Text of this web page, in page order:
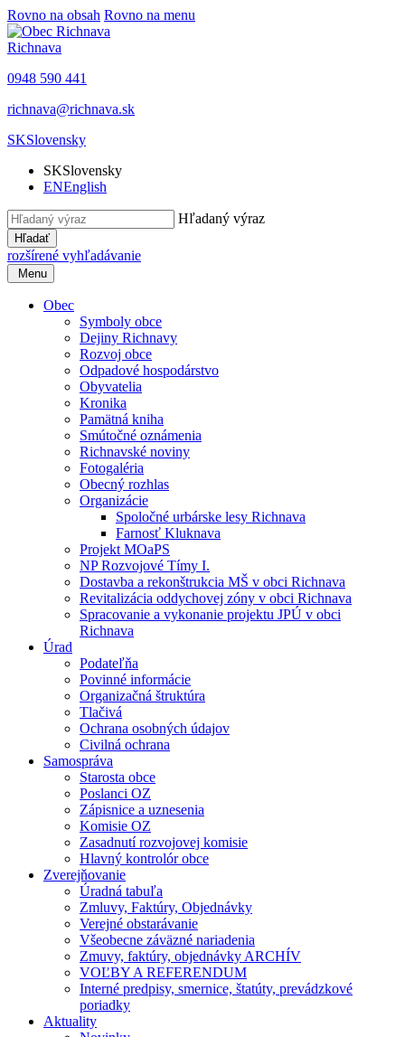
Rovno na obsah Rovno na menu
Richnava
0948 590 441
richnava@richnava.sk
SKSlovensky
SKSlovensky
ENEnglish
Hľadaný výraz
Hľadať
rozšírené vyhľadávanie
Menu
Obec
Symboly obce
Dejiny Richnavy
Rozvoj obce
Odpadové hospodárstvo
Obyvatelia
Kronika
Pamätná kniha
Smútočné oznámenia
Richnavské noviny
Fotogaléria
Obecný rozhlas
Organizácie
Spoločné urbárske lesy Richnava
Farnosť Kluknava
Projekt MOaPS
NP Rozvojové Tímy I.
Dostavba a rekonštrukcia MŠ v obci Richnava
Revitalizácia oddychovej zóny v obci Richnava
Spracovanie a vykonanie projektu JPÚ v obci
Richnava
Úrad
Podateľňa
Povinné informácie
Organizačná štruktúra
Tlačivá
Ochrana osobných údajov
Civilná ochrana
Samospráva
Starosta obce
Poslanci OZ
Zápisnice a uznesenia
Komisie OZ
Zasadnutí rozvojovej komisie
Hlavný kontrolór obce
Zverejňovanie
Úradná tabuľa
Zmluvy, Faktúry, Objednávky
Verejné obstarávanie
Všeobecne záväzné nariadenia
Zmuvy, faktúry, objednávky ARCHÍV
VOĽBY A REFERENDUM
Interné predpisy, smernice, štatúty, prevádzkové
poriadky
Aktuality